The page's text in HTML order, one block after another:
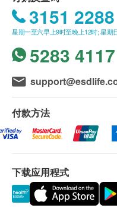
GliSODin®法国专
抗氧化金字塔的顶
一秒中和过百万引
抗氧化成分作单一
退自由基，抵御年
和破坏，从细胞根
权威实证，安全可
盛顿大学等公开肯定
续认证，临床观察实
产生不良健康问题；
将会延迟。
所有订单须视乎相
单上的货品，健康
受该订单，并且会
货品质量保证，
退换条款：
当顾客收取已订购
3151 2288
星期一至六早上9时至晚上12时; 星期
5283 4117
付款方法
下载应用程式